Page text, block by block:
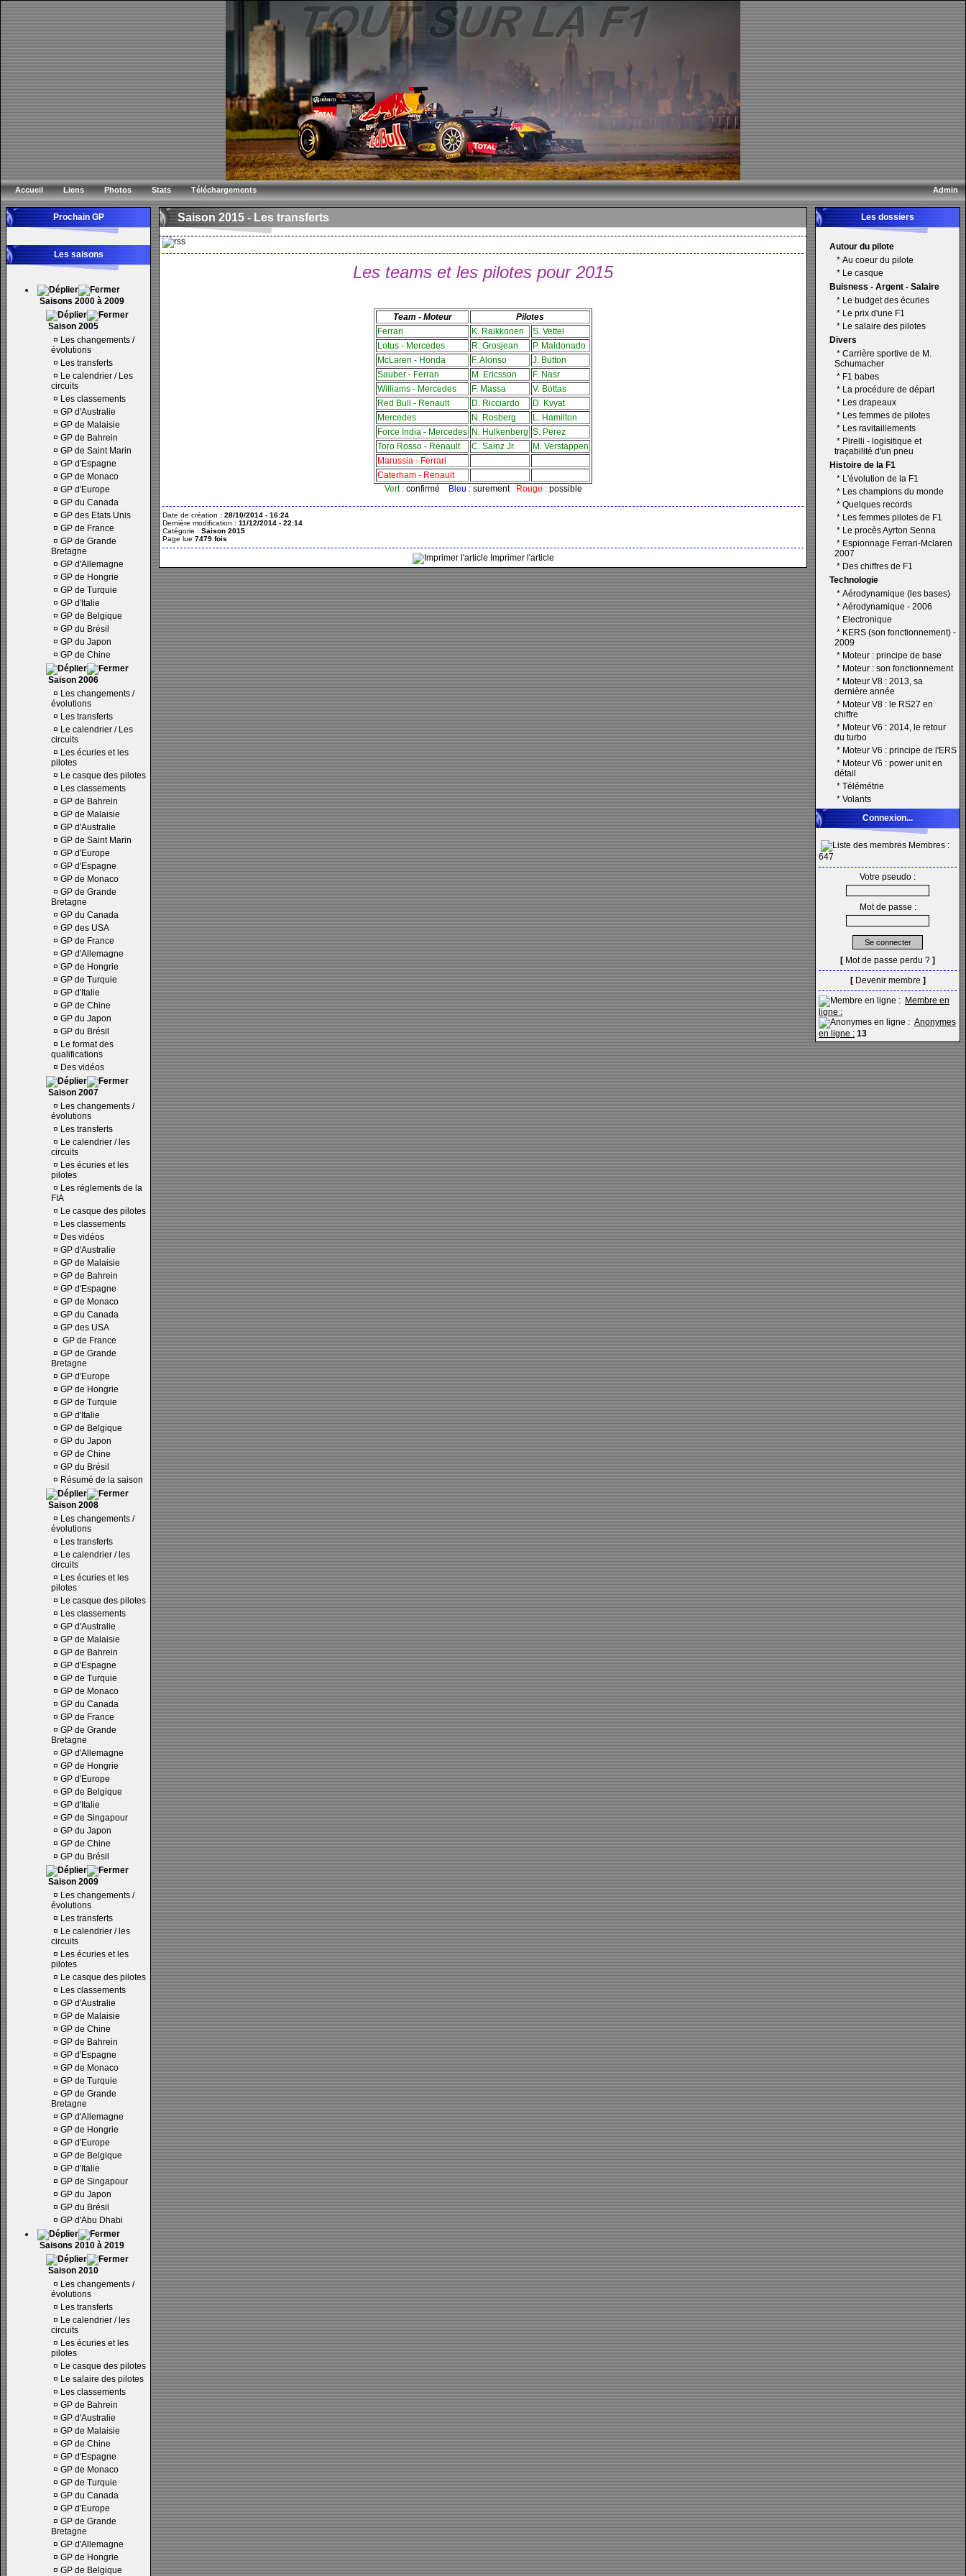
Admin
Accueil Liens Photos Stats Téléchargements
Prochain GP
Les saisons
Saisons 2000 à 2009
Saison 2005
¤ Les changements /
évolutions
¤ Les transferts
¤ Le calendrier / Les
circuits
¤ Les classements
¤ GP d'Australie
¤ GP de Malaisie
¤ GP de Bahrein
¤ GP de Saint Marin
¤ GP d'Espagne
¤ GP de Monaco
¤ GP d'Europe
¤ GP du Canada
¤ GP des Etats Unis
¤ GP de France
¤ GP de Grande
Bretagne
¤ GP d'Allemagne
¤ GP de Hongrie
¤ GP de Turquie
¤ GP d'Italie
¤ GP de Belgique
¤ GP du Brésil
¤ GP du Japon
¤ GP de Chine
Saison 2006
¤ Les changements /
évolutions
¤ Les transferts
¤ Le calendrier / Les
circuits
¤ Les écuries et les
pilotes
¤ Le casque des pilotes
¤ Les classements
¤ GP de Bahrein
¤ GP de Malaisie
¤ GP d'Australie
¤ GP de Saint Marin
¤ GP d'Europe
¤ GP d'Espagne
¤ GP de Monaco
¤ GP de Grande
Bretagne
¤ GP du Canada
¤ GP des USA
¤ GP de France
¤ GP d'Allemagne
¤ GP de Hongrie
¤ GP de Turquie
¤ GP d'Italie
¤ GP de Chine
¤ GP du Japon
¤ GP du Brésil
¤ Le format des
qualifications
¤ Des vidéos
Saison 2007
¤ Les changements /
évolutions
¤ Les transferts
¤ Le calendrier / les
circuits
¤ Les écuries et les
pilotes
¤ Les réglements de la
FIA
¤ Le casque des pilotes
¤ Les classements
¤ Des vidéos
¤ GP d'Australie
¤ GP de Malaisie
¤ GP de Bahrein
¤ GP d'Espagne
¤ GP de Monaco
¤ GP du Canada
¤ GP des USA
¤ GP de France
¤ GP de Grande
Bretagne
¤ GP d'Europe
¤ GP de Hongrie
¤ GP de Turquie
¤ GP d'Italie
¤ GP de Belgique
¤ GP du Japon
¤ GP de Chine
¤ GP du Brésil
¤ Résumé de la saison
Saison 2008
¤ Les changements /
évolutions
¤ Les transferts
¤ Le calendrier / les
circuits
¤ Les écuries et les
pilotes
¤ Le casque des pilotes
¤ Les classements
¤ GP d'Australie
¤ GP de Malaisie
¤ GP de Bahrein
¤ GP d'Espagne
¤ GP de Turquie
¤ GP de Monaco
¤ GP du Canada
¤ GP de France
¤ GP de Grande
Bretagne
¤ GP d'Allemagne
¤ GP de Hongrie
¤ GP d'Europe
¤ GP de Belgique
¤ GP d'Italie
¤ GP de Singapour
¤ GP du Japon
¤ GP de Chine
¤ GP du Brésil
Saison 2009
¤ Les changements /
évolutions
¤ Les transferts
¤ Le calendrier / les
circuits
¤ Les écuries et les
pilotes
¤ Le casque des pilotes
¤ Les classements
¤ GP d'Australie
¤ GP de Malaisie
¤ GP de Chine
¤ GP de Bahrein
¤ GP d'Espagne
¤ GP de Monaco
¤ GP de Turquie
¤ GP de Grande
Bretagne
¤ GP d'Allemagne
¤ GP de Hongrie
¤ GP d'Europe
¤ GP de Belgique
¤ GP d'Italie
¤ GP de Singapour
¤ GP du Japon
¤ GP du Brésil
¤ GP d'Abu Dhabi
Saisons 2010 à 2019
Saison 2010
¤ Les changements /
évolutions
¤ Les transferts
¤ Le calendrier / les
circuits
¤ Les écuries et les
pilotes
¤ Le casque des pilotes
¤ Le salaire des pilotes
¤ Les classements
¤ GP de Bahrein
¤ GP d'Australie
¤ GP de Malaisie
¤ GP de Chine
¤ GP d'Espagne
¤ GP de Monaco
¤ GP de Turquie
¤ GP du Canada
¤ GP d'Europe
¤ GP de Grande
Bretagne
¤ GP d'Allemagne
¤ GP de Hongrie
¤ GP de Belgique
Saison 2015 - Les transferts
Les teams et les pilotes pour 2015
Team - Moteur
Pilotes
Ferrari
K. Raikkonen
S. Vettel
Lotus - Mercedes
R. Grosjean
P. Maldonado
McLaren - Honda
F. Alonso
J. Button
Sauber - Ferrari
M. Ericsson
F. Nasr
Williams - Mercedes
F. Massa
V. Bottas
Red Bull - Renault
D. Ricciardo
D. Kvyat
Mercedes
N. Rosberg
L. Hamilton
Force India - Mercedes N. Hulkenberg S. Perez
Toro Rosso - Renault
C. Sainz Jr.
M. Verstappen
Marussia - Ferrari
Caterham - Renault
Vert :confirmé Bleu :surement Rouge :possible
Date de création : 28/10/2014 - 16:24
Dernière modification : 11/12/2014 - 22:14
Catégorie : Saison 2015
Page lue 7479 fois
Imprimer l'article
Les dossiers
Autour du pilote
* Au coeur du pilote
* Le casque
Buisness - Argent - Salaire
* Le budget des écuries
* Le prix d'une F1
* Le salaire des pilotes
Divers
* Carrière sportive de M.
Schumacher
* F1 babes
* La procédure de départ
* Les drapeaux
* Les femmes de pilotes
* Les ravitaillements
* Pirelli - logisitique et
traçabilité d'un pneu
Histoire de la F1
* L'évolution de la F1
* Les champions du monde
* Quelques records
* Les femmes pilotes de F1
* Le procès Ayrton Senna
* Espionnage Ferrari-Mclaren
2007
* Des chiffres de F1
Technologie
* Aérodynamique (les bases)
* Aérodynamique - 2006
* Electronique
* KERS (son fonctionnement) -
2009
* Moteur : principe de base
* Moteur : son fonctionnement
* Moteur V8 : 2013, sa
dernière année
* Moteur V8 : le RS27 en
chiffre
* Moteur V6 : 2014, le retour
du turbo
* Moteur V6 : principe de l'ERS
* Moteur V6 : power unit en
détail
* Télémétrie
* Volants
Connexion...
Membres :
647
Votre pseudo :
Mot de passe :
[ Mot de passe perdu ? ]
[ Devenir membre ]
Membre en
ligne :
Anonymes
en ligne : 13